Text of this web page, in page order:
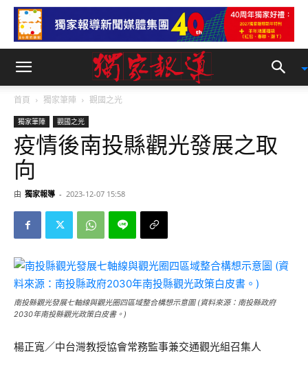
首頁 獨家筆陣 觀國之光
獨家筆陣 觀國之光
疫情後南投縣觀光發展之取
向
由 獨家報導 - 2023-12-07 15:58
南投縣觀光發展七軸線與觀光圈四區域整合構想示意圖 (資料來源：南投縣政府
2030年南投縣觀光政策白皮書。)
楊正寬／中台灣教授協會常務監事兼交通觀光組召集人